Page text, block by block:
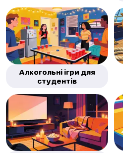
Алкогольні ігри для
студентів